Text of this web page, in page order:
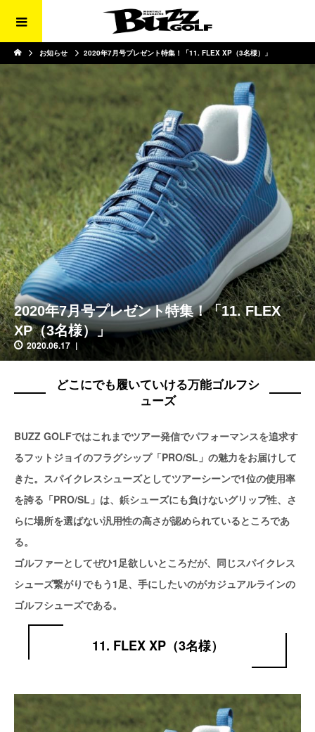
お知らせ 2020年7月号プレゼント特集！「11. FLEX XP（3名様）」
2020年7月号プレゼント特集！「11. FLEX
XP（3名様）」
2020.06.17
どこにでも履いていける万能ゴルフシ
ューズ
BUZZ GOLFではこれまでツアー発信でパフォーマンスを追求す
るフットジョイのフラグシップ「PRO/SL」の魅力をお届けして
きた。スパイクレスシューズとしてツアーシーンで1位の使用率
を誇る「PRO/SL」は、鋲シューズにも負けないグリップ性、さ
らに場所を選ばない汎用性の高さが認められているところであ
る。
ゴルファーとしてぜひ1足欲しいところだが、同じスパイクレス
シューズ繋がりでもう1足、手にしたいのがカジュアルラインの
ゴルフシューズである。
11. FLEX XP（3名様）